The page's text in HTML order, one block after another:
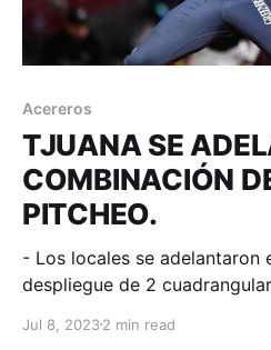
Acereros
TJUANA SE
COMBINACIÓN
PITCHEO.
- Los locales se adelantaron
despliegue de 2
Acereros-Comunicación. La
Jul 8, 20232 min read